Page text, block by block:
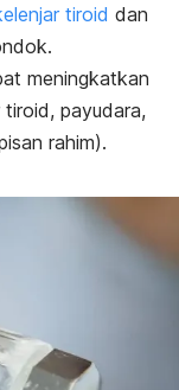
tiroid dan
meningkatkan
tiroid, payudara,
rahim).